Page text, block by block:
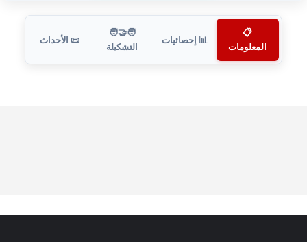
📋
المعلومات
📊 إحصائيات
🧑‍🤝‍🧑
التشكيلة
📜 الأحداث